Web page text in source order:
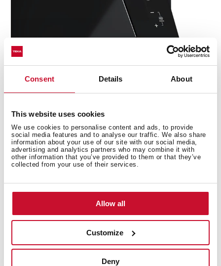
Consent Details About
This website uses cookies
We use cookies to personalise content and ads, to provide
social media features and to analyse our traffic. We also share
information about your use of our site with our social media,
advertising and analytics partners who may combine it with
other information that you’ve provided to them or that they’ve
collected from your use of their services.
Allow all
Customize
Deny
Teknik Detaylar
Urban Colours Serisi
Dokunmatik kontrol ekranı
FreshAir fonksiyonu
Full cam tasarım